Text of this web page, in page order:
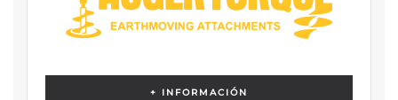
+ INFORMACIÓN